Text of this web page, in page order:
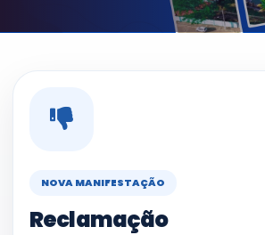
NOVA MANIFESTAÇÃO
Reclamação